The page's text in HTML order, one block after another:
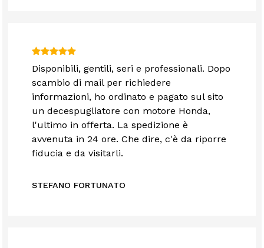
Disponibili, gentili, seri e professionali. Dopo
scambio di mail per richiedere
informazioni, ho ordinato e pagato sul sito
un decespugliatore con motore Honda,
l'ultimo in offerta. La spedizione è
avvenuta in 24 ore. Che dire, c'è da riporre
fiducia e da visitarli.
STEFANO FORTUNATO